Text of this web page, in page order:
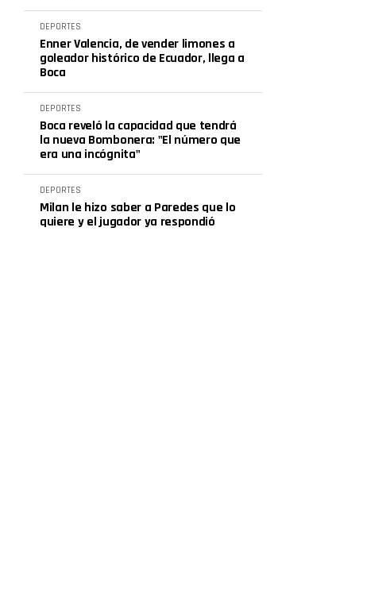
DEPORTES
Enner Valencia, de vender limones a
goleador histórico de Ecuador, llega a
Boca
DEPORTES
Boca reveló la capacidad que tendrá
la nueva Bombonera: "El número que
era una incógnita"
DEPORTES
Milan le hizo saber a Paredes que lo
quiere y el jugador ya respondió